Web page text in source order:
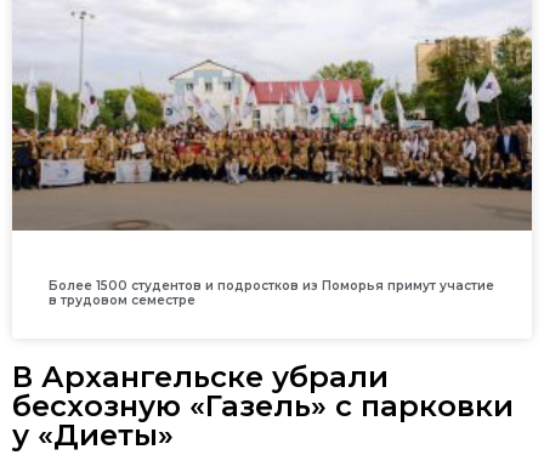
Более 1500 студентов и подростков из Поморья примут участие
в трудовом семестре
В Архангельске убрали
бесхозную «Газель» с парковки
у «Диеты»